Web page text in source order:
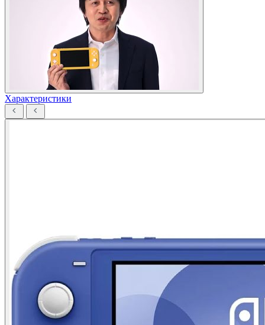
Характеристики